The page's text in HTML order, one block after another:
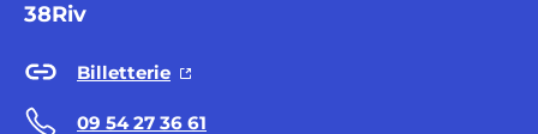
38Riv
Billetterie
09 54 27 36 61